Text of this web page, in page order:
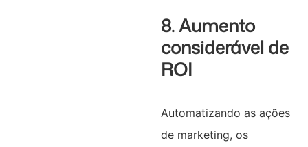
8. Aumento
considerável de
ROI
Automatizando as ações
de marketing, os